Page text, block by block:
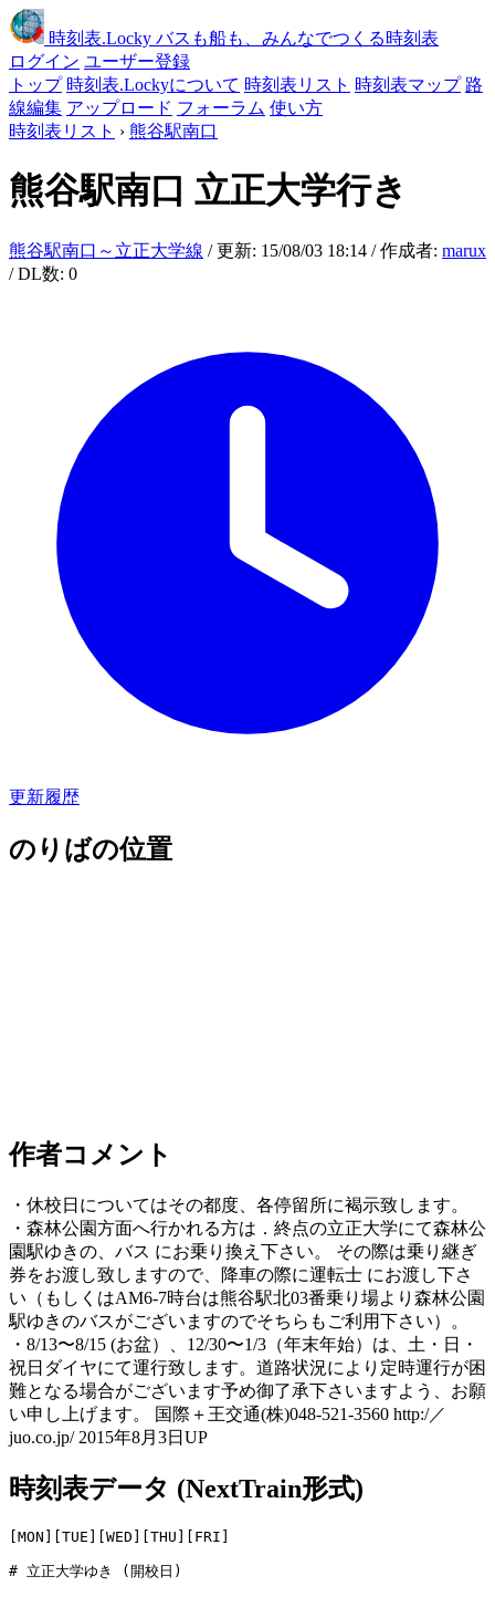
時刻表.Locky バスも船も、みんなでつくる時刻表
ログイン ユーザー登録
トップ 時刻表.Lockyについて 時刻表リスト 時刻表マップ 路
線編集 アップロード フォーラム 使い方
時刻表リスト › 熊谷駅南口
熊谷駅南口 立正大学行き
熊谷駅南口～立正大学線 / 更新: 15/08/03 18:14 / 作成者: marux
/ DL数: 0
更新履歴
のりばの位置
作者コメント
・休校日についてはその都度、各停留所に褐示致します。
・森林公園方面へ行かれる方は．終点の立正大学にて森林公
園駅ゆきの、バス にお乗り換え下さい。 その際は乗り継ぎ
券をお渡し致しますので、降車の際に運転士 にお渡し下さ
い（もしくはAM6-7時台は熊谷駅北03番乗り場より森林公園
駅ゆきのバスがございますのでそちらもご利用下さい）。
・8/13〜8/15 (お盆）、12/30〜1/3（年末年始）は、土・日・
祝日ダイヤにて運行致します。道路状況により定時運行が困
難となる場合がございます予め御了承下さいますよう、お願
い申し上げます。 国際＋王交通(株)048-521-3560 http:/／
juo.co.jp/ 2015年8月3日UP
時刻表データ (NextTrain形式)
[MON][TUE][WED][THU][FRI]
# 立正大学ゆき (開校日)